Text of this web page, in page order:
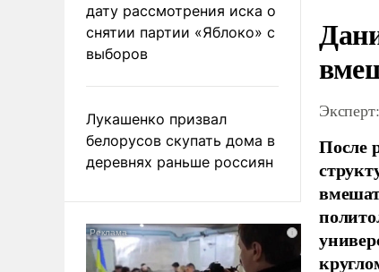
дату рассмотрения иска о
снятии партии «Яблоко» с
выборов
Лукашенко призвал
белорусов скупать дома в
деревнях раньше россиян
После